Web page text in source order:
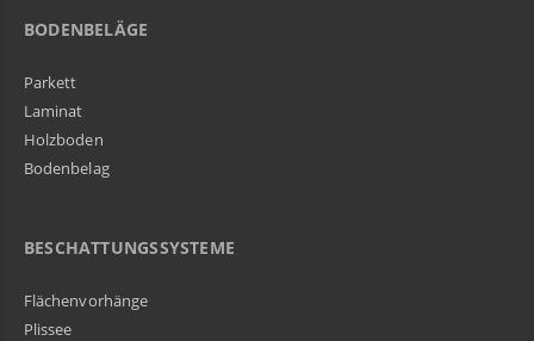
BODENBELÄGE
Parkett
Laminat
Holzboden
Bodenbelag
BESCHATTUNGSSYSTEME
Flächenvorhänge
Plissee